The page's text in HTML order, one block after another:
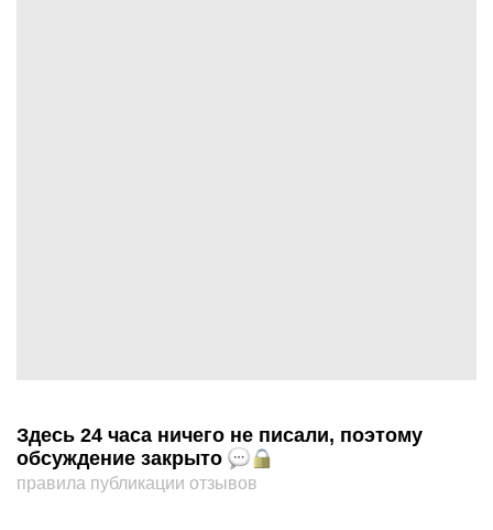
Здесь 24 часа ничего не писали, поэтому
обсуждение закрыто
правила публикации отзывов